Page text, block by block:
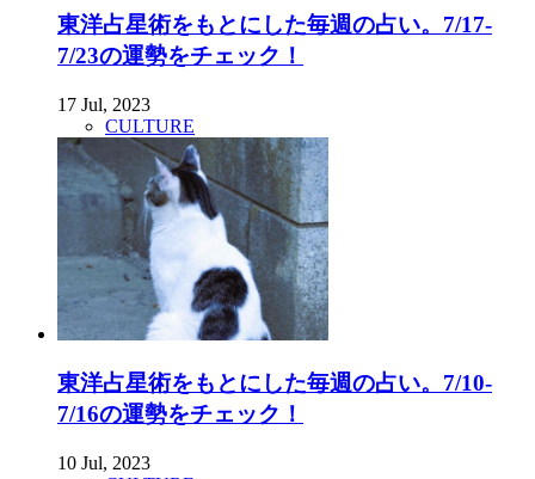
東洋占星術をもとにした毎週の占い。7/17-
7/23の運勢をチェック！
17 Jul, 2023
CULTURE
東洋占星術をもとにした毎週の占い。7/10-
7/16の運勢をチェック！
10 Jul, 2023